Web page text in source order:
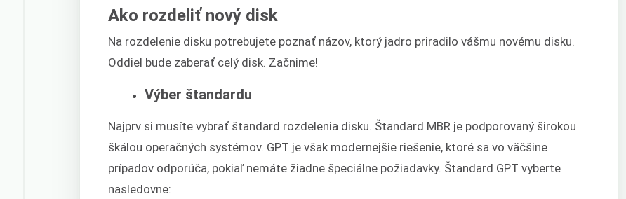
Ako rozdeliť nový disk
Na rozdelenie disku potrebujete poznať názov, ktorý jadro priradilo vášmu novému disku.
Oddiel bude zaberať celý disk. Začnime!
Výber štandardu
Najprv si musíte vybrať štandard rozdelenia disku. Štandard MBR je podporovaný širokou
škálou operačných systémov. GPT je však modernejšie riešenie, ktoré sa vo väčšine
prípadov odporúča, pokiaľ nemáte žiadne špeciálne požiadavky. Štandard GPT vyberte
nasledovne: